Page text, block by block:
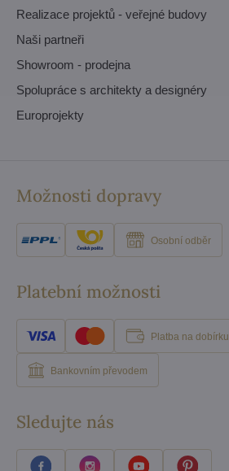
Realizace projektů - veřejné budovy
Naši partneři
Showroom - prodejna
Spolupráce s architekty a designéry
Europrojekty
Možnosti dopravy
Osobní odběr
Platební možnosti
Platba na dobírku
Bankovním převodem
Sledujte nás